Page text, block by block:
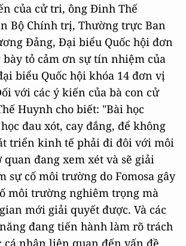
của cử tri, ông Đinh Thế
Bộ Chính trị, Thường trực Ban
Đảng, Đại biểu Quốc hội đơn
bày tỏ cảm ơn sự tín nhiệm của
biểu Quốc hội khóa 14 đơn vị
với các ý kiến của bà con cử
Huynh cho biết: "Bài học
đau xót, cay đắng, để không
triển kinh tế phải đi đôi với môi
quan đang xem xét và sẽ giải
sự cố môi trường do Fomosa gây
môi trường nghiêm trọng mà
mới giải quyết được. Và các
đang tiến hành làm rõ trách
cá nhân liên quan đến vấn đề